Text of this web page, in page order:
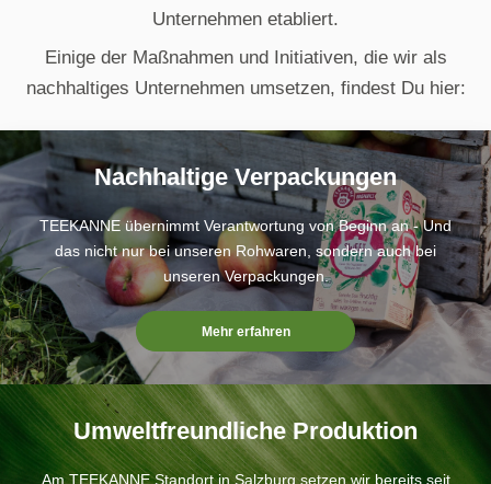
Unternehmen etabliert.
Einige der Maßnahmen und Initiativen, die wir als
nachhaltiges Unternehmen umsetzen, findest Du hier:
Nachhaltige Verpackungen
TEEKANNE übernimmt Verantwortung von Beginn an - Und
das nicht nur bei unseren Rohwaren, sondern auch bei
unseren Verpackungen.
Mehr erfahren
Umweltfreundliche Produktion
Am TEEKANNE Standort in Salzburg setzen wir bereits seit